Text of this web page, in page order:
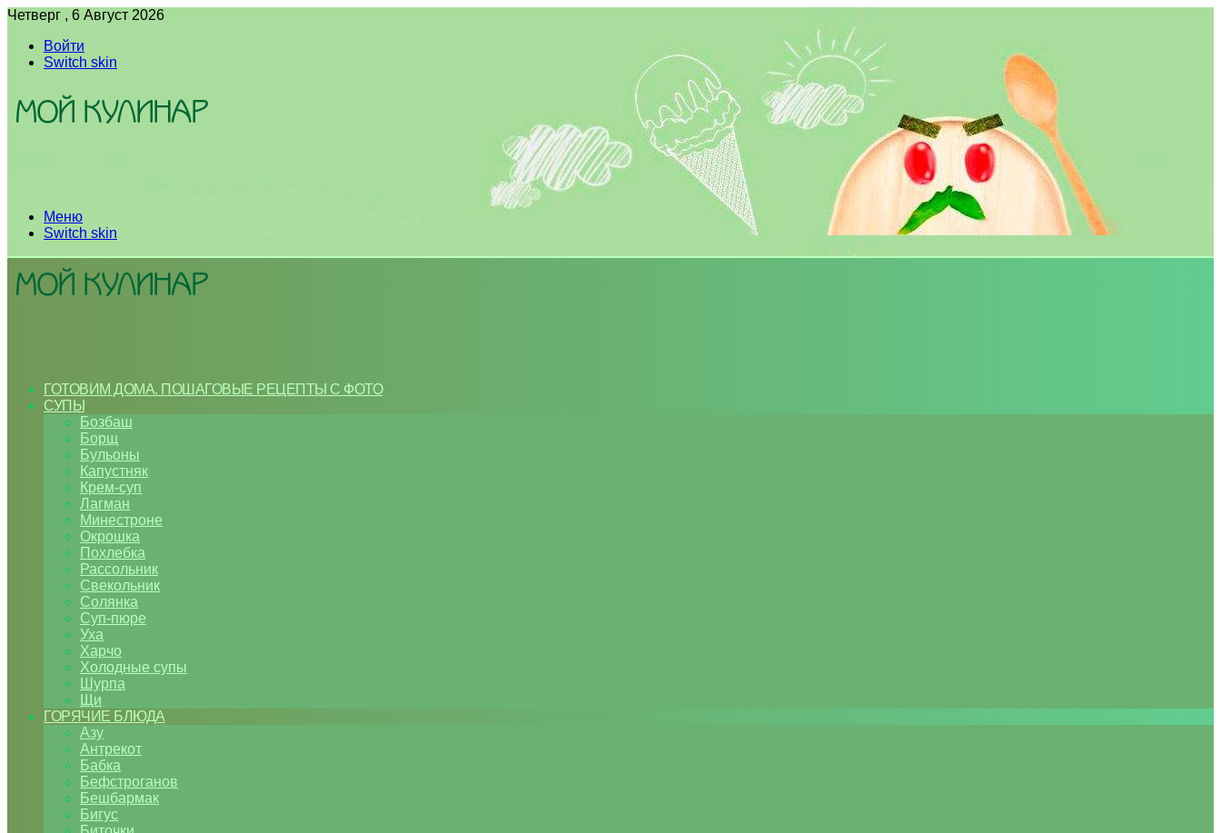
Четверг , 6 Август 2026
Войти
Switch skin
Меню
Switch skin
ГОТОВИМ ДОМА. ПОШАГОВЫЕ РЕЦЕПТЫ С ФОТО
СУПЫ
Бозбаш
Борщ
Бульоны
Капустняк
Крем-суп
Лагман
Минестроне
Окрошка
Похлебка
Рассольник
Свекольник
Солянка
Суп-пюре
Уха
Харчо
Холодные супы
Шурпа
Щи
ГОРЯЧИЕ БЛЮДА
Азу
Антрекот
Бабка
Бефстроганов
Бешбармак
Бигус